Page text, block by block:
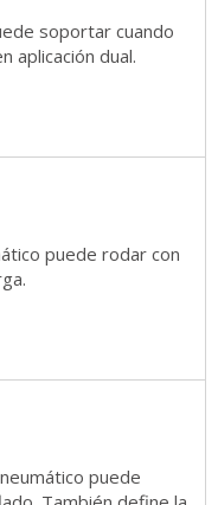
soportar cuando
aplicación dual.
puede rodar con
puede